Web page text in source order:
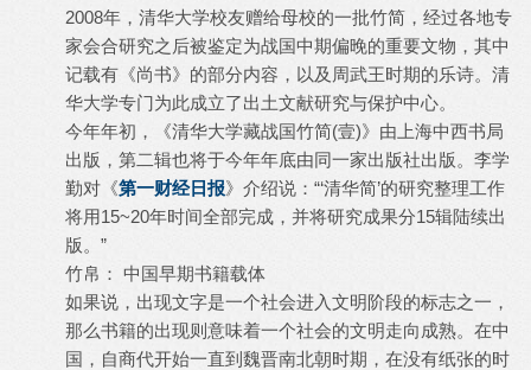
2008年，清华大学校友赠给母校的一批竹简，经过各地专
家会合研究之后被鉴定为战国中期偏晚的重要文物，其中
记载有《尚书》的部分内容，以及周武王时期的乐诗。清
华大学专门为此成立了出土文献研究与保护中心。
今年年初，《清华大学藏战国竹简(壹)》由上海中西书局
出版，第二辑也将于今年年底由同一家出版社出版。李学
勤对《第一财经日报》介绍说：“‘清华简’的研究整理工作
将用15~20年时间全部完成，并将研究成果分15辑陆续出
版。”
竹帛： 中国早期书籍载体
如果说，出现文字是一个社会进入文明阶段的标志之一，
那么书籍的出现则意味着一个社会的文明走向成熟。在中
国，自商代开始一直到魏晋南北朝时期，在没有纸张的时